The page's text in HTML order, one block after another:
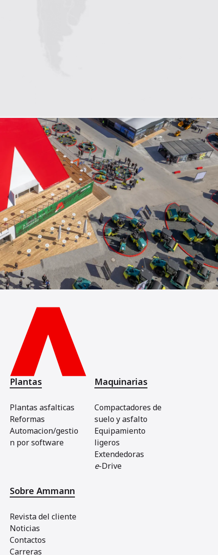
Plantas
Plantas asfalticas
Reformas
Automacion/gestio
n por software
Maquinarias
Compactadores de
suelo y asfalto
Equipamiento
ligeros
Extendedoras
e-Drive
Sobre Ammann
Revista del cliente
Noticias
Contactos
Carreras